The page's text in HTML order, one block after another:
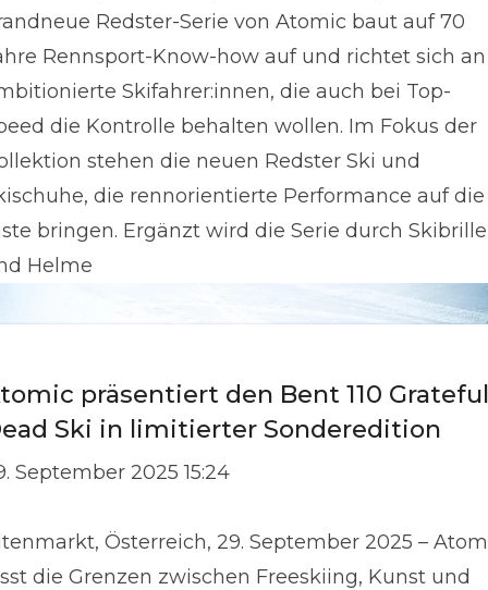
Redster-Serie von Atomic baut auf 70
Rennsport-Know-how auf und richtet sich an
Skifahrer:innen, die auch bei Top-
die Kontrolle behalten wollen. Im Fokus der
stehen die neuen Redster Ski und
die rennorientierte Performance auf die
bringen. Ergänzt wird die Serie durch
Helme
präsentiert den Bent 110 Grateful
Ski in limitierter Sonderedition
September 2025 15:24
Österreich, 29. September 2025 –
die Grenzen zwischen Freeskiing, Kunst und